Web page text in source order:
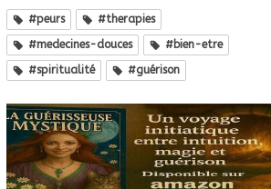
#peurs
#therapies
#medecines-douces
#bien-etre
#spiritualité
#guérison